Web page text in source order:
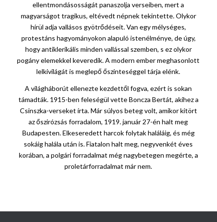
ellentmondásosságát panaszolja verseiben, mert a
magyarságot tragikus, eltévedt népnek tekintette. Olykor
hírül adja vallásos gyötrődéseit. Van egy mélységes,
protestáns hagyományokon alapuló istenélménye, de úgy,
hogy antiklerikális minden vallással szemben, s ez olykor
pogány elemekkel keveredik. A modern ember meghasonlott
lelkivilágát is meglepő őszinteséggel tárja elénk.
A világháborút ellenezte kezdettől fogva, ezért is sokan
támadták. 1915-ben feleségül vette Boncza Bertát, akihez a
Csinszka-verseket írta. Már súlyos beteg volt, amikor kitört
az őszirózsás forradalom, 1919. január 27-én halt meg
Budapesten. Elkeseredett harcok folytak haláláig, és még
sokáig halála után is. Fiatalon halt meg, negyvenkét éves
korában, a polgári forradalmat még nagybetegen megérte, a
proletárforradalmat már nem.